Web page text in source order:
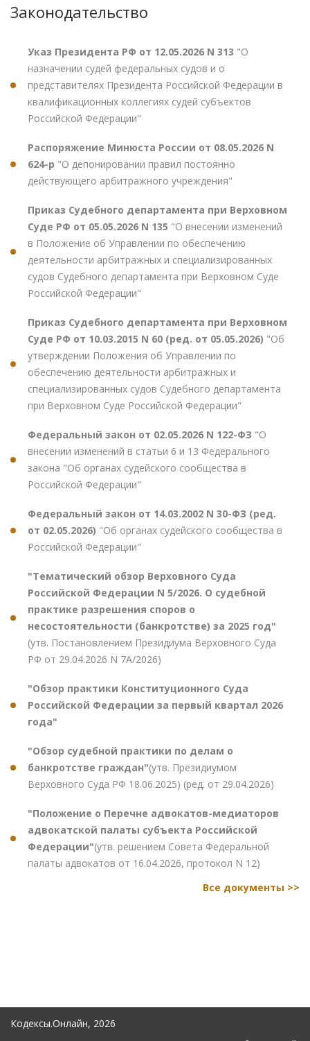
Законодательство
Указ Президента РФ от 12.05.2026 N 313 "О
назначении судей федеральных судов и о
представителях Президента Российской Федерации в
квалификационных коллегиях судей субъектов
Российской Федерации"
Распоряжение Минюста России от 08.05.2026 N
624-р "О депонировании правил постоянно
действующего арбитражного учреждения"
Приказ Судебного департамента при Верховном
Суде РФ от 05.05.2026 N 135 "О внесении изменений
в Положение об Управлении по обеспечению
деятельности арбитражных и специализированных
судов Судебного департамента при Верховном Суде
Российской Федерации"
Приказ Судебного департамента при Верховном
Суде РФ от 10.03.2015 N 60 (ред. от 05.05.2026) "Об
утверждении Положения об Управлении по
обеспечению деятельности арбитражных и
специализированных судов Судебного департамента
при Верховном Суде Российской Федерации"
Федеральный закон от 02.05.2026 N 122-ФЗ "О
внесении изменений в статьи 6 и 13 Федерального
закона "Об органах судейского сообщества в
Российской Федерации"
Федеральный закон от 14.03.2002 N 30-ФЗ (ред.
от 02.05.2026) "Об органах судейского сообщества в
Российской Федерации"
"Тематический обзор Верховного Суда
Российской Федерации N 5/2026. О судебной
практике разрешения споров о
несостоятельности (банкротстве) за 2025 год"
(утв. Постановлением Президиума Верховного Суда
РФ от 29.04.2026 N 7А/2026)
"Обзор практики Конституционного Суда
Российской Федерации за первый квартал 2026
года"
"Обзор судебной практики по делам о
банкротстве граждан"(утв. Президиумом
Верховного Суда РФ 18.06.2025) (ред. от 29.04.2026)
"Положение о Перечне адвокатов-медиаторов
адвокатской палаты субъекта Российской
Федерации"(утв. решением Совета Федеральной
палаты адвокатов от 16.04.2026, протокол N 12)
Все документы >>
Кодексы.Онлайн, 2026